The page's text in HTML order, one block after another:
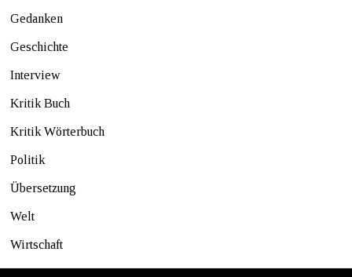
Gedanken
Geschichte
Interview
Kritik Buch
Kritik Wörterbuch
Politik
Übersetzung
Welt
Wirtschaft